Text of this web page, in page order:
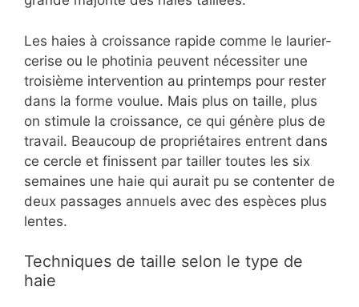
Les haies à croissance rapide comme le laurier-
cerise ou le photinia peuvent nécessiter une
troisième intervention au printemps pour rester
dans la forme voulue. Mais plus on taille, plus
on stimule la croissance, ce qui génère plus de
travail. Beaucoup de propriétaires entrent dans
ce cercle et finissent par tailler toutes les six
semaines une haie qui aurait pu se contenter de
deux passages annuels avec des espèces plus
lentes.
Techniques de taille selon le type de
haie